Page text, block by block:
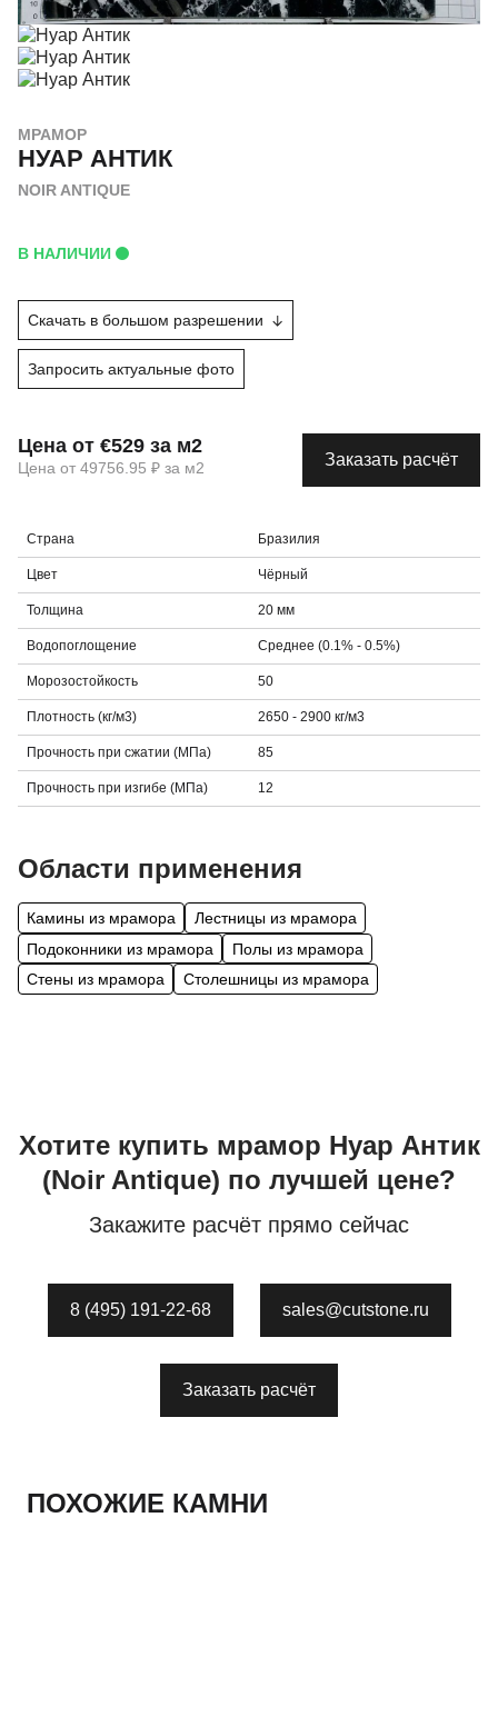
МРАМОР
НУАР АНТИК
NOIR ANTIQUE
В НАЛИЧИИ
Скачать в большом разрешении
Запросить актуальные фото
Цена от €529 за м2
Цена от 49756.95 ₽ за м2 Заказать расчёт
Страна Бразилия
Цвет Чёрный
Толщина 20 мм
Водопоглощение Среднее (0.1% - 0.5%)
Морозостойкость 50
Плотность (кг/м3) 2650 - 2900 кг/м3
Прочность при сжатии (МПа) 85
Прочность при изгибе (МПа) 12
Области применения
Камины из мрамора
Лестницы из мрамора
Подоконники из мрамора
Полы из мрамора
Стены из мрамора
Столешницы из мрамора
Хотите купить мрамор Нуар Антик
(Noir Antique) по лучшей цене?
Закажите расчёт прямо сейчас
8 (495) 191-22-68 sales@cutstone.ru
Заказать расчёт
ПОХОЖИЕ КАМНИ